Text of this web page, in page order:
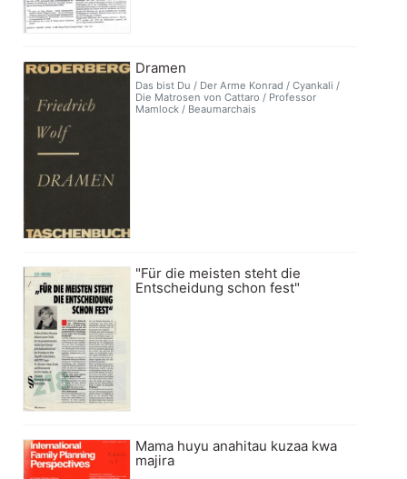
Dramen
Das bist Du / Der Arme Konrad / Cyankali /
Die Matrosen von Cattaro / Professor
Mamlock / Beaumarchais
"Für die meisten steht die
Entscheidung schon fest"
Mama huyu anahitau kuzaa kwa
majira